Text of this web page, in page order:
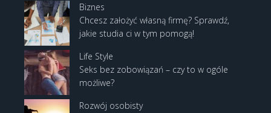
Biznes
Chcesz założyć własną firmę? Sprawdź,
jakie studia ci w tym pomogą!
Life Style
Seks bez zobowiązań – czy to w ogóle
możliwe?
Rozwój osobisty